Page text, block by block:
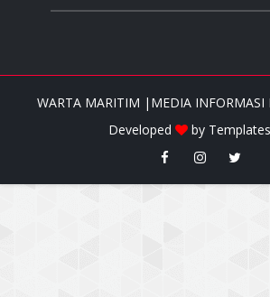
WARTA MARITIM |MEDIA INFORMASI
Developed
by